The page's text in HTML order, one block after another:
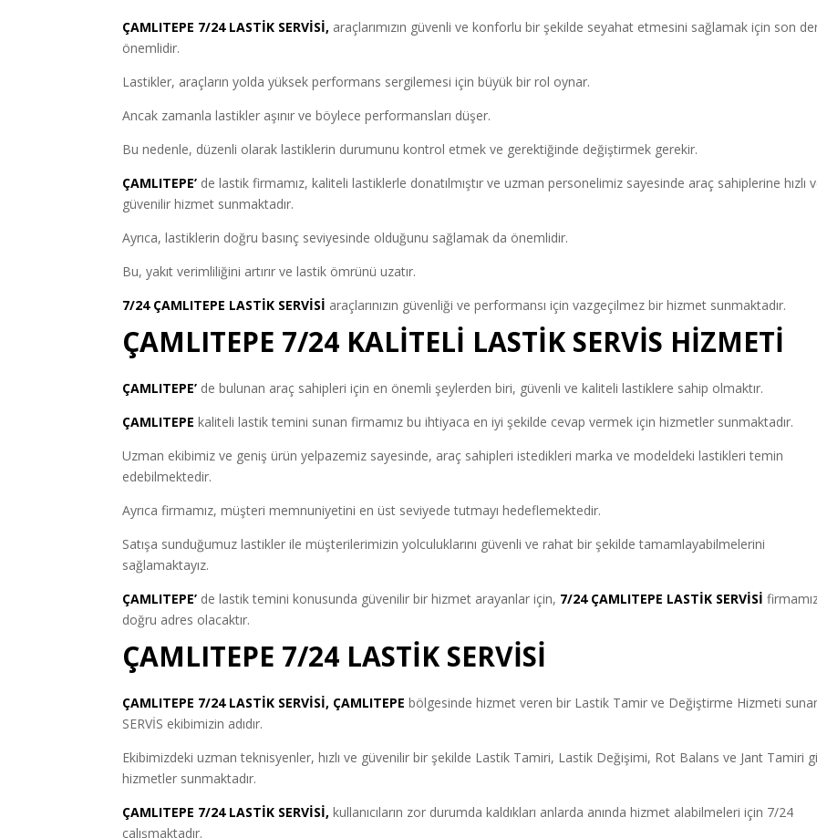
ÇAMLITEPE 7/24 LASTİK SERVİSİ, araçlarımızın güvenli ve konforlu bir şekilde seyahat etmesini sağlamak için son
önemlidir.
Lastikler, araçların yolda yüksek performans sergilemesi için büyük bir rol oynar.
Ancak zamanla lastikler aşınır ve böylece performansları düşer.
Bu nedenle, düzenli olarak lastiklerin durumunu kontrol etmek ve gerektiğinde değiştirmek gerekir.
ÇAMLITEPE’ de lastik firmamız, kaliteli lastiklerle donatılmıştır ve uzman personelimiz sayesinde araç sahiplerine hızlı
güvenilir hizmet sunmaktadır.
Ayrıca, lastiklerin doğru basınç seviyesinde olduğunu sağlamak da önemlidir.
Bu, yakıt verimliliğini artırır ve lastik ömrünü uzatır.
7/24 ÇAMLITEPE LASTİK SERVİSİ araçlarınızın güvenliği ve performansı için vazgeçilmez bir hizmet sunmaktadır.
ÇAMLITEPE 7/24 KALİTELİ LASTİK SERVİS HİZMETİ
ÇAMLITEPE’ de bulunan araç sahipleri için en önemli şeylerden biri, güvenli ve kaliteli lastiklere sahip olmaktır.
ÇAMLITEPE kaliteli lastik temini sunan firmamız bu ihtiyaca en iyi şekilde cevap vermek için hizmetler sunmaktadır.
Uzman ekibimiz ve geniş ürün yelpazemiz sayesinde, araç sahipleri istedikleri marka ve modeldeki lastikleri temin
edebilmektedir.
Ayrıca firmamız, müşteri memnuniyetini en üst seviyede tutmayı hedeflemektedir.
Satışa sunduğumuz lastikler ile müşterilerimizin yolculuklarını güvenli ve rahat bir şekilde tamamlayabilmelerini
sağlamaktayız.
ÇAMLITEPE’ de lastik temini konusunda güvenilir bir hizmet arayanlar için, 7/24 ÇAMLITEPE LASTİK SERVİSİ
doğru adres olacaktır.
ÇAMLITEPE 7/24 LASTİK SERVİSİ
ÇAMLITEPE 7/24 LASTİK SERVİSİ, ÇAMLITEPE bölgesinde hizmet veren bir Lastik Tamir ve Değiştirme Hizmeti
SERVİS ekibimizin adıdır.
Ekibimizdeki uzman teknisyenler, hızlı ve güvenilir bir şekilde Lastik Tamiri, Lastik Değişimi, Rot Balans ve Jant Tamiri
hizmetler sunmaktadır.
ÇAMLITEPE 7/24 LASTİK SERVİSİ, kullanıcıların zor durumda kaldıkları anlarda anında hizmet alabilmeleri için 7/24
çalışmaktadır.